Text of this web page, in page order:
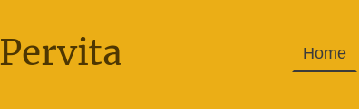
Pervita Home